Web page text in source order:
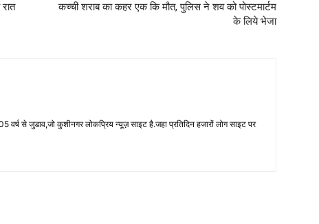
कच्ची शराब का कहर एक कि मौत, पुलिस ने शव को पोस्टमार्टम
के लिये भेजा
से जुडाव,जो कुशीनगर लोकप्रिय न्यूज़ साइट है.जहा प्रतिदिन हजारों लोग साइट पर